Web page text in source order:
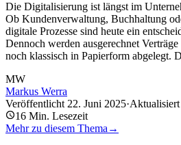
Die Digitalisierung ist längst im
Ob Kundenverwaltung, Buchhaltung
digitale Prozesse sind heute ein
Dennoch werden ausgerechnet
noch klassisch in Papierform abgelegt.
MW
Markus Werra
Veröffentlicht 22. Juni 2025·Aktualisiert
16 Min. Lesezeit
Mehr zu diesem Thema →